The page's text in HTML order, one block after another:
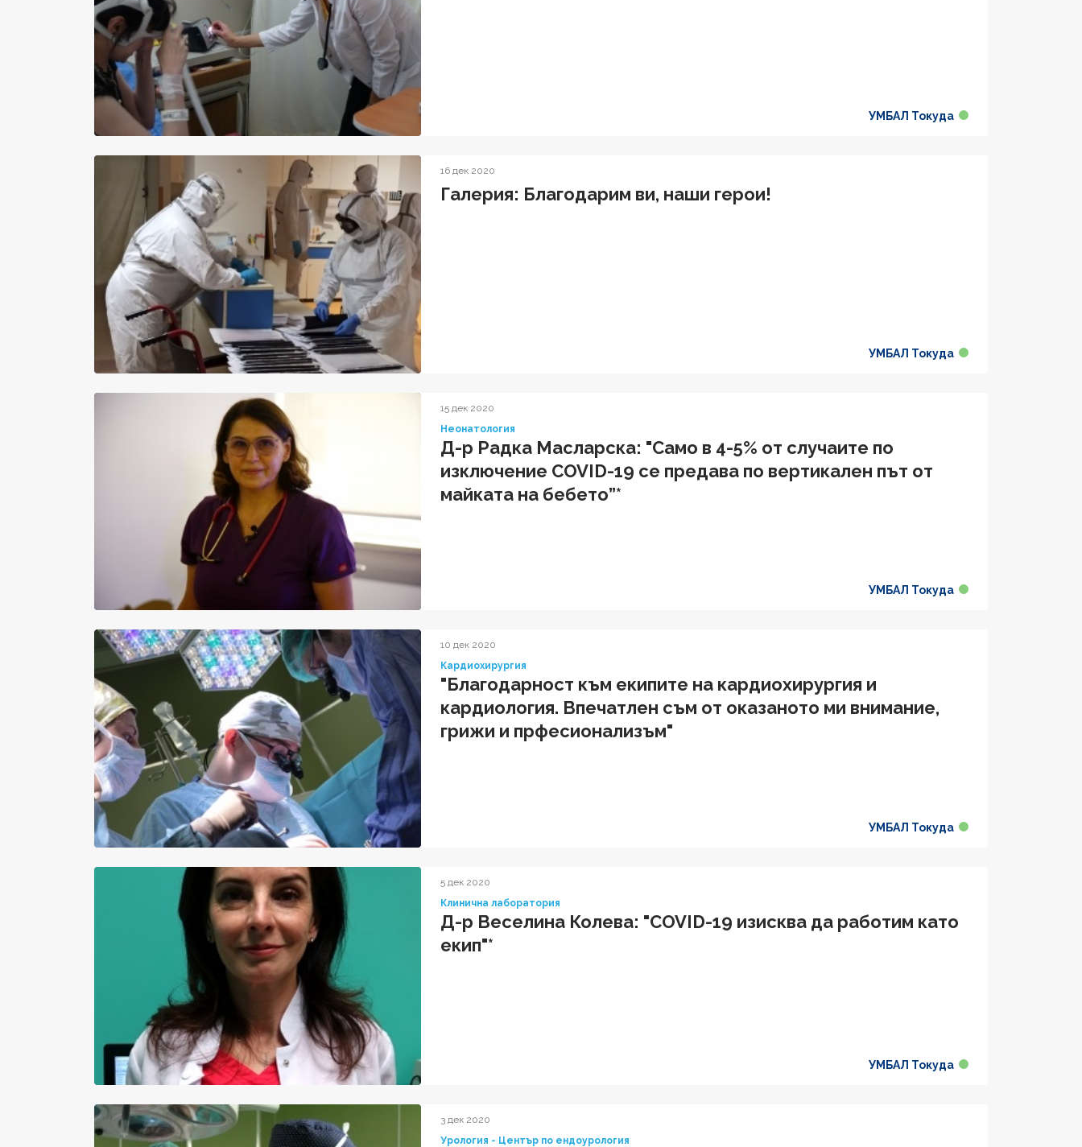
УМБАЛ Токуда
16 дек 2020
Галерия: Благодарим ви, наши герои!
УМБАЛ Токуда
15 дек 2020
Неонатология
Д-р Радка Масларска: "Само в 4-5% от случаите по
изключение COVID-19 се предава по вертикален път от
майката на бебето”*
УМБАЛ Токуда
10 дек 2020
Кардиохирургия
"Благодарност към екипите на кардиохирургия и
кардиология. Впечатлен съм от оказаното ми внимание,
грижи и прфесионализъм"
УМБАЛ Токуда
5 дек 2020
Клинична лаборатория
Д-р Веселина Колева: "COVID-19 изисква да работим като
екип"*
УМБАЛ Токуда
3 дек 2020
Урология - Център по ендоурология